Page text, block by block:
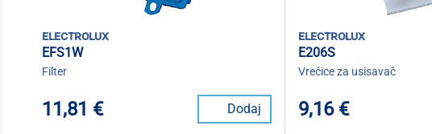
electrolux
EFS1W
Filter
11,81 € Dodaj
electrolux
E206S
Vrećice za usisavač
9,16 €